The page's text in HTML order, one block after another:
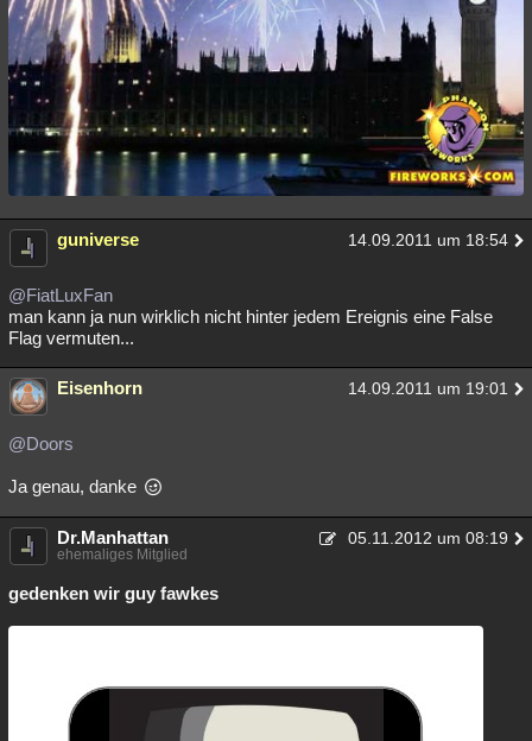
guniverse 14.09.2011 um 18:54
@FiatLuxFan
man kann ja nun wirklich nicht hinter jedem Ereignis eine False
Flag vermuten...
Eisenhorn 14.09.2011 um 19:01
@Doors
Ja genau, danke
Dr.Manhattan 05.11.2012 um 08:19
ehemaliges Mitglied
gedenken wir guy fawkes